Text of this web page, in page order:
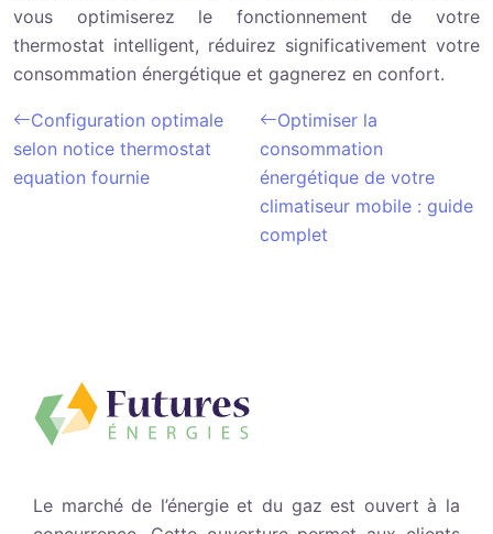
vous optimiserez le fonctionnement de votre
thermostat intelligent, réduirez significativement votre
consommation énergétique et gagnerez en confort.
Configuration optimale
selon notice thermostat
equation fournie
Optimiser la
consommation
énergétique de votre
climatiseur mobile : guide
complet
Le marché de l’énergie et du gaz est ouvert à la